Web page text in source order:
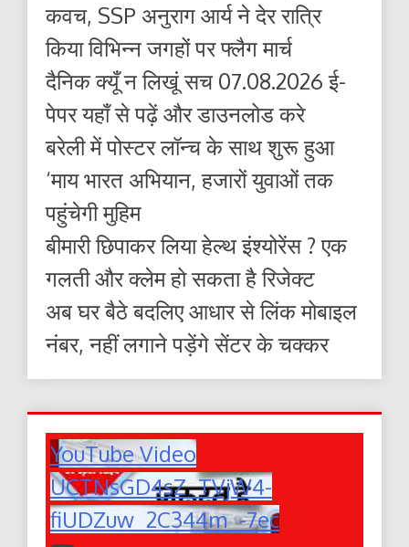
कवच, SSP अनुराग आर्य ने देर रात्रि
किया विभिन्न जगहों पर फ्लैग मार्च
दैनिक क्यूँ न लिखूं सच 07.08.2026 ई-
पेपर यहाँ से पढ़ें और डाउनलोड करे
बरेली में पोस्टर लॉन्च के साथ शुरू हुआ
‘माय भारत अभियान, हजारों युवाओं तक
पहुंचेगी मुहिम
बीमारी छिपाकर लिया हेल्थ इंश्योरेंस ? एक
गलती और क्लेम हो सकता है रिजेक्ट
अब घर बैठे बदलिए आधार से लिंक मोबाइल
नंबर, नहीं लगाने पड़ेंगे सेंटर के चक्कर
YouTube Video
UCTNsGD4sZ_TVjW4-
fiUDZuw_2C344m_-7ec